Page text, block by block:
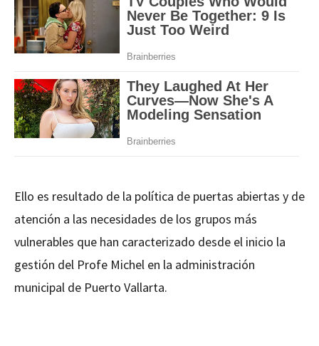
Ello es resultado de la política de puertas abiertas y de
atención a las necesidades de los grupos más
vulnerables que han caracterizado desde el inicio la
gestión del Profe Michel en la administración
municipal de Puerto Vallarta.